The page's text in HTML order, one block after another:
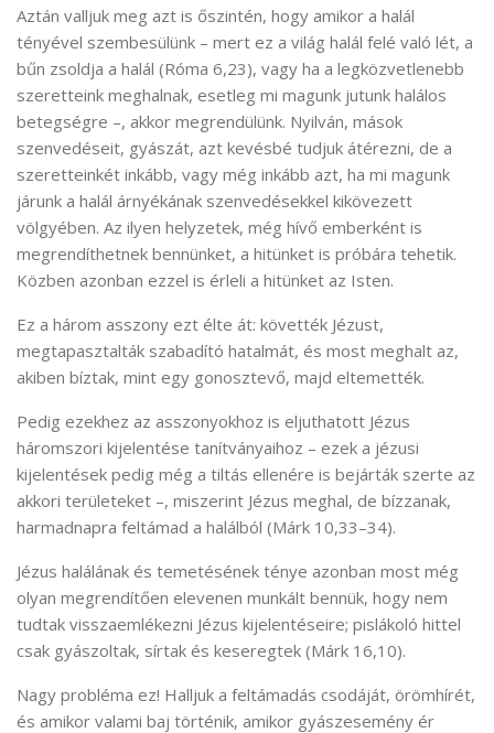
Aztán valljuk meg azt is őszintén, hogy amikor a halál
tényével szembesülünk – mert ez a világ halál felé való lét, a
bűn zsoldja a halál (Róma 6,23), vagy ha a legközvetlenebb
szeretteink meghalnak, esetleg mi magunk jutunk halálos
betegségre –, akkor megrendülünk. Nyilván, mások
szenvedéseit, gyászát, azt kevésbé tudjuk átérezni, de a
szeretteinkét inkább, vagy még inkább azt, ha mi magunk
járunk a halál árnyékának szenvedésekkel kikövezett
völgyében. Az ilyen helyzetek, még hívő emberként is
megrendíthetnek bennünket, a hitünket is próbára tehetik.
Közben azonban ezzel is érleli a hitünket az Isten.
Ez a három asszony ezt élte át: követték Jézust,
megtapasztalták szabadító hatalmát, és most meghalt az,
akiben bíztak, mint egy gonosztevő, majd eltemették.
Pedig ezekhez az asszonyokhoz is eljuthatott Jézus
háromszori kijelentése tanítványaihoz – ezek a jézusi
kijelentések pedig még a tiltás ellenére is bejárták szerte az
akkori területeket –, miszerint Jézus meghal, de bízzanak,
harmadnapra feltámad a halálból (Márk 10,33–34).
Jézus halálának és temetésének ténye azonban most még
olyan megrendítően elevenen munkált bennük, hogy nem
tudtak visszaemlékezni Jézus kijelentéseire; pislákoló hittel
csak gyászoltak, sírtak és keseregtek (Márk 16,10).
Nagy probléma ez! Halljuk a feltámadás csodáját, örömhírét,
és amikor valami baj történik, amikor gyászesemény ér